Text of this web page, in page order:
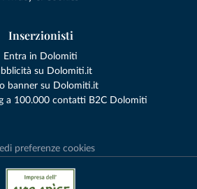
Inserzionisti
Entra in Dolomiti
su Dolomiti.it
banner su Dolomiti.it
a 100.000 contatti B2C Dolomiti
preferenze cookies